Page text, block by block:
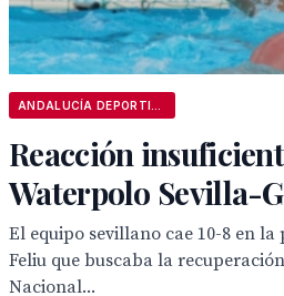
Reacción
Waterpolo Sevilla-
El equipo sevillano cae 10-8 en la
Feliu que buscaba la
Nacional...